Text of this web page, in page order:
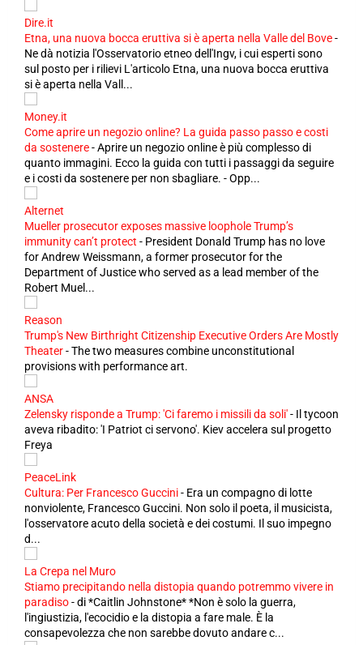
Dire.it
Etna, una nuova bocca eruttiva si è aperta nella Valle del Bove-
Ne dà notizia l'Osservatorio etneo dell'Ingv, i cui esperti sono
sul posto per i rilievi L'articolo Etna, una nuova bocca eruttiva
si è aperta nella Vall...
Money.it
Come aprire un negozio online? La guida passo passo e costi
da sostenere-Aprire un negozio online è più complesso di
quanto immagini. Ecco la guida con tutti i passaggi da seguire
e i costi da sostenere per non sbagliare. - Opp...
Alternet
Mueller prosecutor exposes massive loophole Trump’s
immunity can’t protect - President Donald Trump has no love
for Andrew Weissmann, a former prosecutor for the
Department of Justice who served as a lead member of the
Robert Muel...
Reason
Trump's New Birthright Citizenship Executive Orders Are Mostly
Theater-The two measures combine unconstitutional
provisions with performance art.
ANSA
Zelensky risponde a Trump: 'Ci faremo i missili da soli'- Il tycoon
aveva ribadito: 'I Patriot ci servono'. Kiev accelera sul progetto
Freya
PeaceLink
Cultura: Per Francesco Guccini- Era un compagno di lotte
nonviolente, Francesco Guccini. Non solo il poeta, il musicista,
l'osservatore acuto della società e dei costumi. Il suo impegno
d...
La Crepa nel Muro
Stiamo precipitando nella distopia quando potremmo vivere in
paradiso-di *Caitlin Johnstone* *Non è solo la guerra,
l'ingiustizia, l'ecocidio e la distopia a fare male. È la
consapevolezza che non sarebbe dovuto andare c...